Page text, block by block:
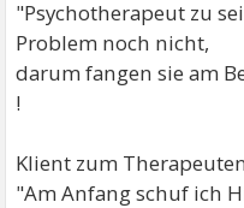
"Psychotherapeut zu
Problem noch nicht,
darum fangen sie am
!
Klient zum
"Am Anfang schuf ich